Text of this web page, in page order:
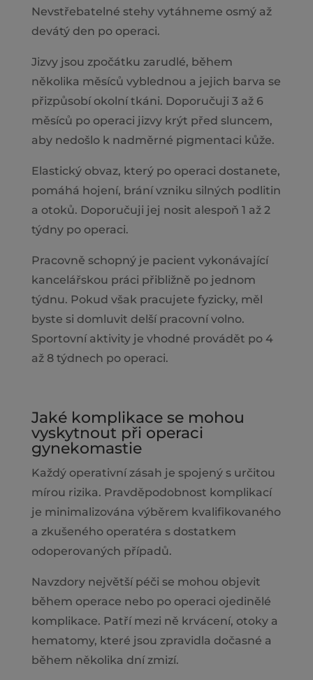
Nevstřebatelné stehy vytáhneme osmý až
devátý den po operaci.
Jizvy jsou zpočátku zarudlé, během
několika měsíců vyblednou a jejich barva se
přizpůsobí okolní tkáni. Doporučuji 3 až 6
měsíců po operaci jizvy krýt před sluncem,
aby nedošlo k nadměrné pigmentaci kůže.
Elastický obvaz, který po operaci dostanete,
pomáhá hojení, brání vzniku silných podlitin
a otoků. Doporučuji jej nosit alespoň 1 až 2
týdny po operaci.
Pracovně schopný je pacient vykonávající
kancelářskou práci přibližně po jednom
týdnu. Pokud však pracujete fyzicky, měl
byste si domluvit delší pracovní volno.
Sportovní aktivity je vhodné provádět po 4
až 8 týdnech po operaci.
Jaké komplikace se mohou
vyskytnout při operaci
gynekomastie
Každý operativní zásah je spojený s určitou
mírou rizika. Pravděpodobnost komplikací
je minimalizována výběrem kvalifikovaného
a zkušeného operatéra s dostatkem
odoperovaných případů.
Navzdory největší péči se mohou objevit
během operace nebo po operaci ojedinělé
komplikace. Patří mezi ně krvácení, otoky a
hematomy, které jsou zpravidla dočasné a
během několika dní zmizí.